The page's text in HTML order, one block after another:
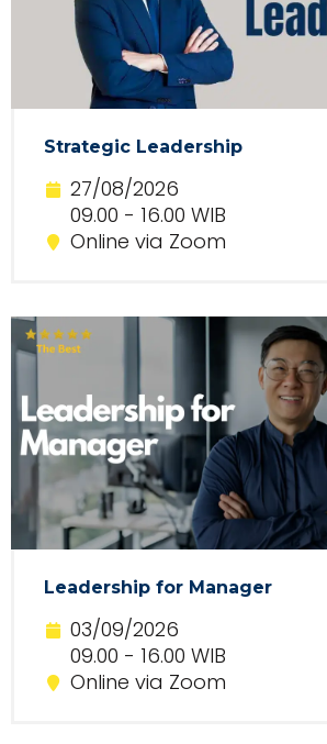
Strategic Leadership
27/08/2026
09.00 - 16.00 WIB
Online via Zoom
Leadership for Manager
03/09/2026
09.00 - 16.00 WIB
Online via Zoom